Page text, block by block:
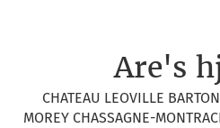
Are's
CHATEAU LEOVILLE
MOREY CHASSAGNE-